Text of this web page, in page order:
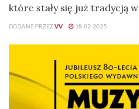
które stały się już tradycją
DODANE PRZEZVV 18-02-2025